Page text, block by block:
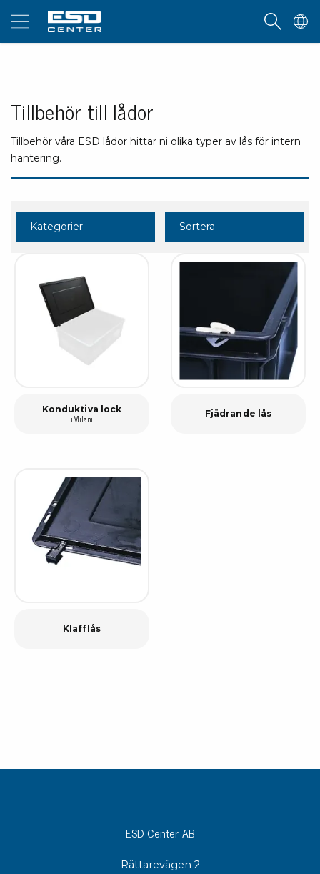
Tillbehör till lådor
Tillbehör våra ESD lådor hittar ni olika typer av lås för intern
hantering.
Kategorier Sortera
Konduktiva lock
iMilani Fjädrande lås
Klafflås
ESD Center AB
Rättarevägen 2